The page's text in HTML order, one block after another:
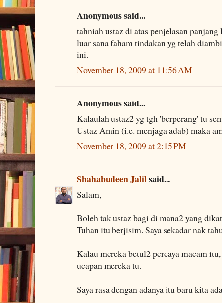
Anonymous said...
tahniah ustaz di atas penjelasan
luar sana faham tindakan yg telah
ini.
November 18, 2009 at 11:56 AM
Anonymous said...
Kalaulah ustaz2 yg tgh 'berperang' tu
Ustaz Amin (i.e. menjaga adab) maka
November 18, 2009 at 2:15 PM
Shahabudeen Jalilsaid...
Salam,
Boleh tak ustaz bagi di mana2 yang
Tuhan itu berjisim. Saya sekadar nak
Kalau mereka betul2 percaya macam
ucapan mereka tu.
Saya rasa dengan adanya itu baru kita